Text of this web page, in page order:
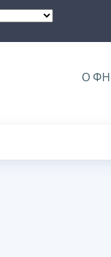
О